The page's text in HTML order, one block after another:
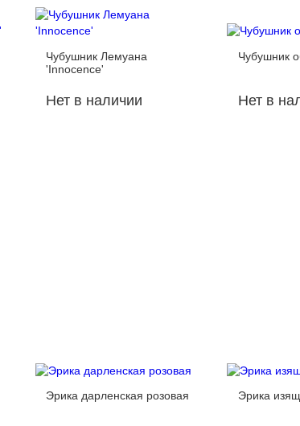
Чубушник Лемуана
'Innocence'
Нет в наличии
Чубушник
Нет в
Эрика дарленская розовая Эрика